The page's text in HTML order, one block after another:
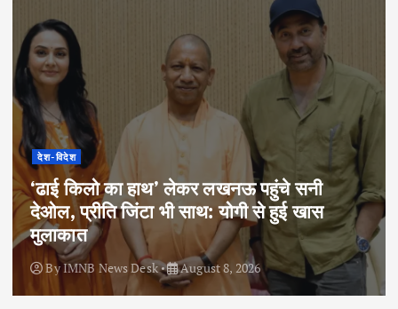
देश-विदेश
‘ढाई किलो का हाथ’ लेकर लखनऊ पहुंचे सनी
देओल, प्रीति जिंटा भी साथ: योगी से हुई खास
मुलाकात
ByIMNB News Desk August 8, 2026